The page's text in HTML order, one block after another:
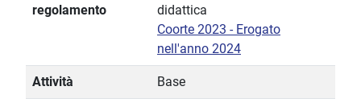
regolamento
didattica
Coorte 2023 - Erogato
nell'anno 2024
Attività Base